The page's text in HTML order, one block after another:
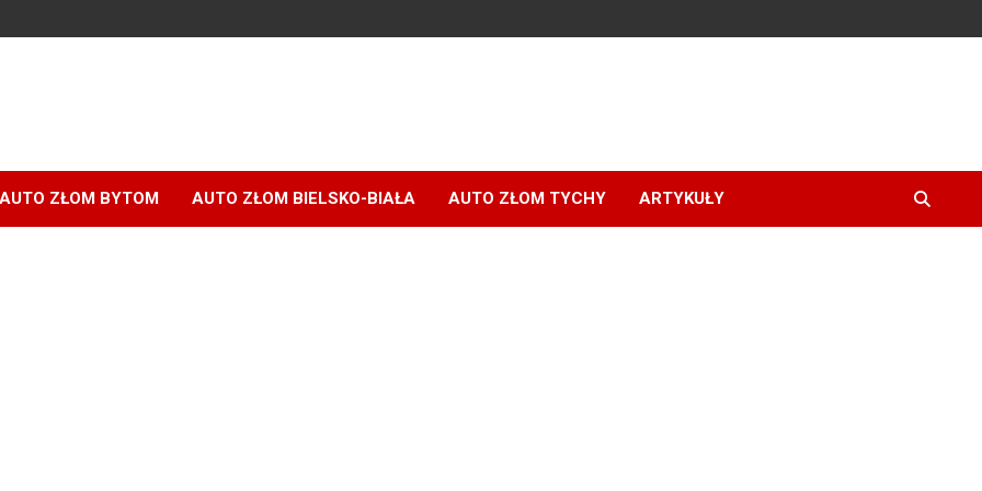
AUTO ZŁOM BYTOM AUTO ZŁOM BIELSKO-BIAŁA AUTO ZŁOM TYCHY ARTYKUŁY